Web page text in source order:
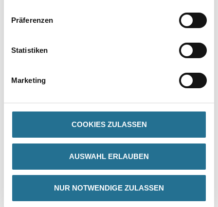
Präferenzen
Statistiken
Marketing
COOKIES ZULASSEN
AUSWAHL ERLAUBEN
NUR NOTWENDIGE ZULASSEN
Achtung
GEFAHRENHINWEISE